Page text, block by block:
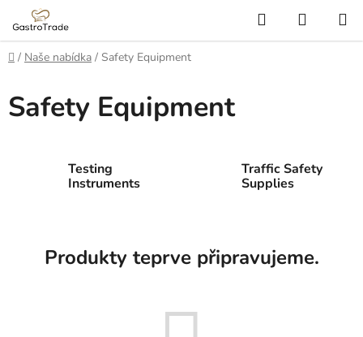
obsah
Hledat
KOŠÍK
Domů
/ Naše nabídka / Safety Equipment
Safety Equipment
Testing
Instruments
Traffic Safety
Supplies
Produkty teprve připravujeme.